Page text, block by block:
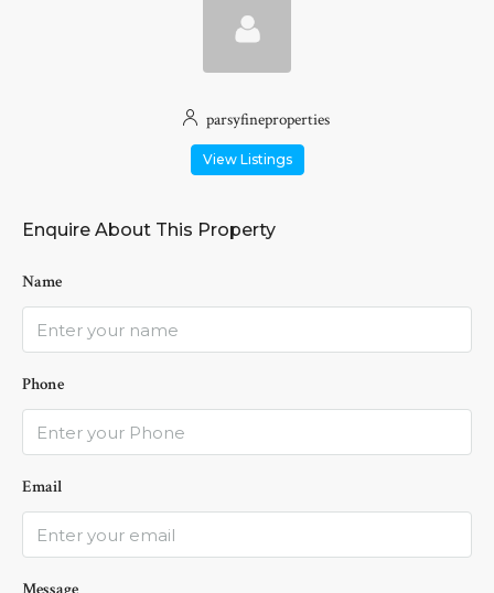
parsyfineproperties
View Listings
Enquire About This Property
Name
Phone
Email